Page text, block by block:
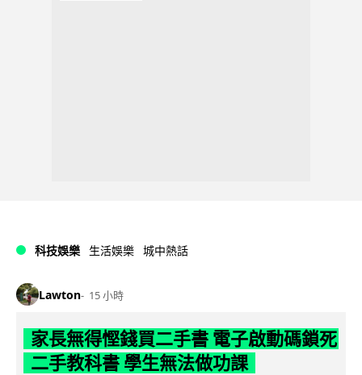
科技娛樂 生活娛樂 城中熱話
Lawton 15 小時
家長無得慳錢買二手書 電子啟動碼鎖死
二手教科書 學生無法做功課